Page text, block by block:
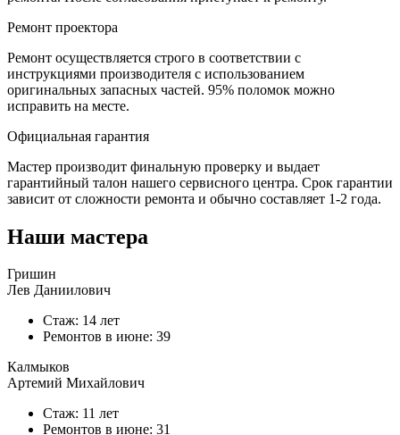
Ремонт проектора
Ремонт осуществляется строго в соответствии с
инструкциями производителя с использованием
оригинальных запасных частей. 95% поломок можно
исправить на месте.
Официальная гарантия
Мастер производит финальную проверку и выдает
гарантийный талон нашего сервисного центра. Срок гарантии
зависит от сложности ремонта и обычно составляет 1-2 года.
Наши мастера
Гришин
Лев Даниилович
Стаж: 14 лет
Ремонтов в июне: 39
Калмыков
Артемий Михайлович
Стаж: 11 лет
Ремонтов в июне: 31